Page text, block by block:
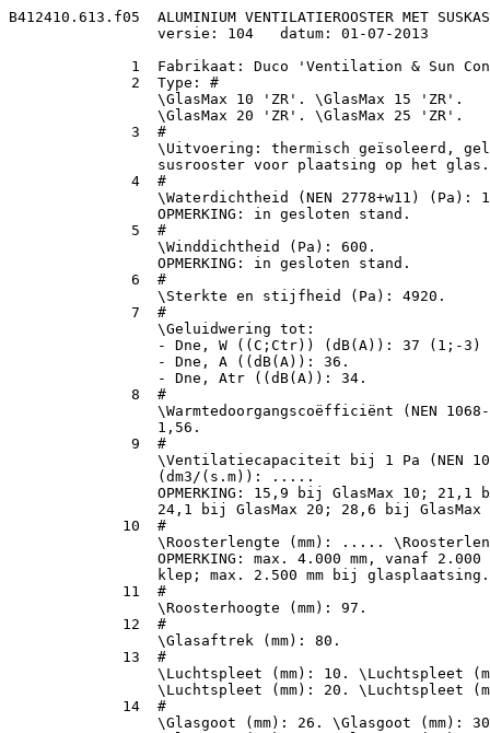
B412410.613.f05  ALUMINIUM VENTILATIEROOSTER MET
                 versie: 104   datum: 01-07-2013
1  Fabrikaat: Duco 'Ventilation & Sun
              2  Type: #
                 \GlasMax 10 'ZR'. \GlasMax 15 'ZR'.
                 \GlasMax 20 'ZR'. \GlasMax 25 'ZR'.
              3  #
\Uitvoering: thermisch geïsoleerd,
                 susrooster voor plaatsing op het glas.
              4  #
\Waterdichtheid (NEN 2778+w11) (Pa):
                 OPMERKING: in gesloten stand.
              5  #
                 \Winddichtheid (Pa): 600.
                 OPMERKING: in gesloten stand.
              6  #
                 \Sterkte en stijfheid (Pa): 4920.
              7  #
                 \Geluidwering tot:
                 - Dne, W ((C;Ctr)) (dB(A)): 37 (1;-3)
                 - Dne, A ((dB(A)): 36.
                 - Dne, Atr ((dB(A)): 34.
              8  #
\Warmtedoorgangscoëfficiënt (NEN
                 1,56.
              9  #
\Ventilatiecapaciteit bij 1 Pa (NEN
                 (dm3/(s.m)): .....
OPMERKING: 15,9 bij GlasMax 10; 21,1
24,1 bij GlasMax 20; 28,6 bij GlasMax
             10  #
\Roosterlengte (mm): .....
OPMERKING: max. 4.000 mm, vanaf 2.000
                 klep; max. 2.500 mm bij glasplaatsing.
             11  #
                 \Roosterhoogte (mm): 97.
             12  #
                 \Glasaftrek (mm): 80.
             13  #
\Luchtspleet (mm): 10. \Luchtspleet
\Luchtspleet (mm): 20. \Luchtspleet
             14  #
\Glasgoot (mm): 26. \Glasgoot (mm):